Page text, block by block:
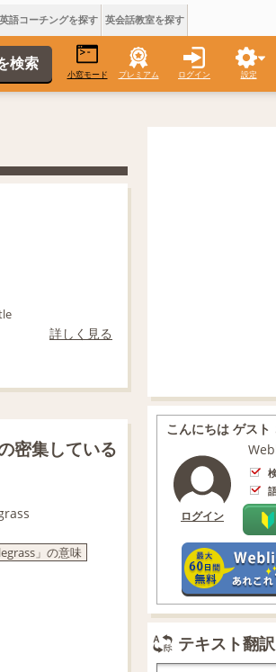
英語コーチングを探す 英会話教室を探す
小窓モード プレミアム ログイン 設定
詳しく見る
密集している
」の意味
こんにちは ゲスト
ログイン
テキスト翻訳